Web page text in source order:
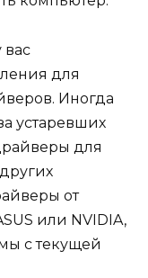
вас
для
Иногда
устаревших
для
от
или NVIDIA,
с текущей